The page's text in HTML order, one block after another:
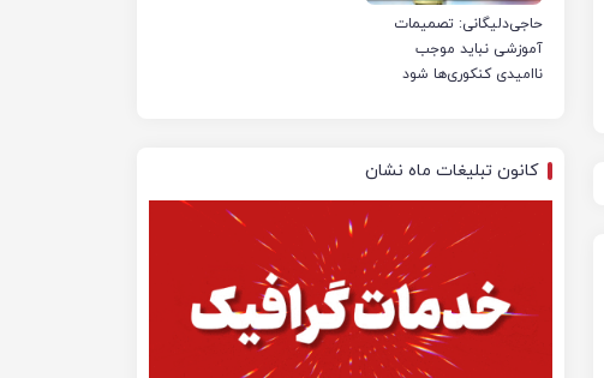
حاجی‌دلیگانی: تصمیمات
آموزشی نباید موجب
ناامیدی کنکوری‌ها شود
کانون تبلیغات ماه نشان